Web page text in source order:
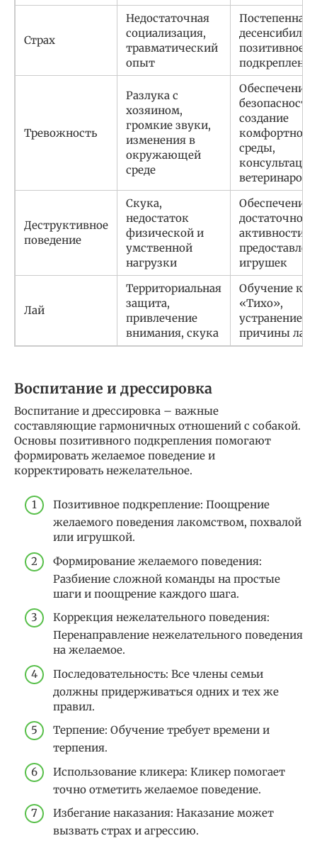
Страх
Недостаточная
социализация,
травматический
опыт
Постепенная
позитивное
подкрепление
Тревожность
Разлука с
хозяином,
громкие звуки,
изменения в
окружающей
среде
Обеспечение
безопасности,
создание
комфортной
среды,
консультация
ветеринаром
Деструктивное
поведение
Скука,
недостаток
физической и
умственной
нагрузки
Обеспечение
достаточной
активности,
игрушек
Лай
Территориальная
защита,
привлечение
внимания, скука
Обучение
«Тихо»,
устранение
причины лая
Воспитание и дрессировка
Воспитание и дрессировка – важные
составляющие гармоничных отношений с собакой.
Основы позитивного подкрепления помогают
формировать желаемое поведение и
корректировать нежелательное.
Позитивное подкрепление: Поощрение
желаемого поведения лакомством, похвалой
или игрушкой.
Формирование желаемого поведения:
Разбиение сложной команды на простые
шаги и поощрение каждого шага.
Коррекция нежелательного поведения:
Перенаправление нежелательного поведения
на желаемое.
Последовательность: Все члены семьи
должны придерживаться одних и тех же
правил.
Терпение: Обучение требует времени и
терпения.
Использование кликера: Кликер помогает
точно отметить желаемое поведение.
Избегание наказания: Наказание может
вызвать страх и агрессию.